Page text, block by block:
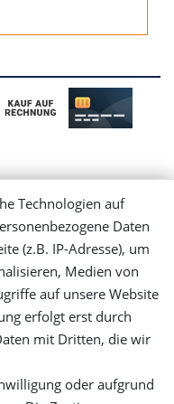
Technologien auf
Daten
(z.B. IP-Adresse), um
Medien von
auf unsere Website
erfolgt erst durch
mit Dritten, die wir
oder aufgrund